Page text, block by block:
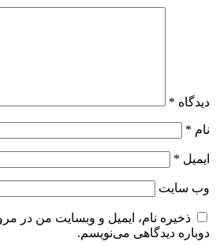
دیدگاه *
نام *
ایمیل *
وب‌ سایت
ذخیره نام، ایمیل و وبسایت من در
دوباره دیدگاهی می‌نویسم.